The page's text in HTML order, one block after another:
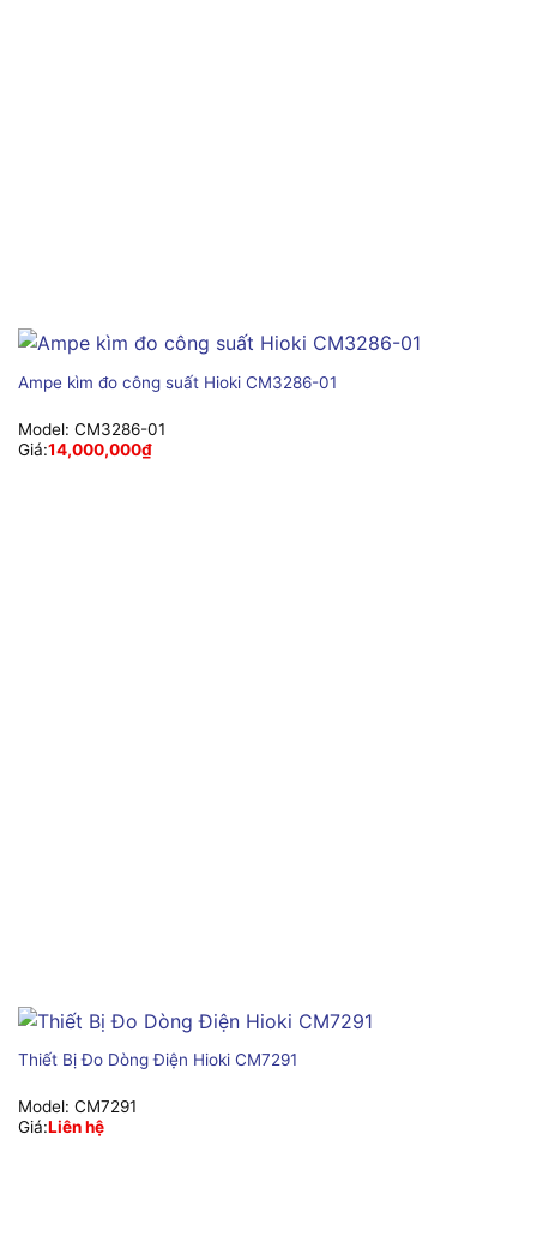
Ampe kìm đo công suất Hioki CM3286-01
Model: CM3286-01
Giá:14,000,000₫
Thiết Bị Đo Dòng Điện Hioki CM7291
Model: CM7291
Giá:Liên hệ